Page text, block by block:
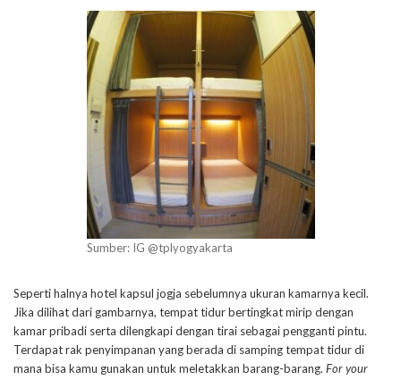
Sumber: IG @tplyogyakarta
Seperti halnya hotel kapsul jogja sebelumnya ukuran kamarnya kecil.
Jika dilihat dari gambarnya, tempat tidur bertingkat mirip dengan
kamar pribadi serta dilengkapi dengan tirai sebagai pengganti pintu.
Terdapat rak penyimpanan yang berada di samping tempat tidur di
mana bisa kamu gunakan untuk meletakkan barang-barang. For your